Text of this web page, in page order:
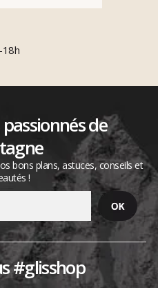
18h
de
bons plans, astuces, conseils et
!
#glisshop